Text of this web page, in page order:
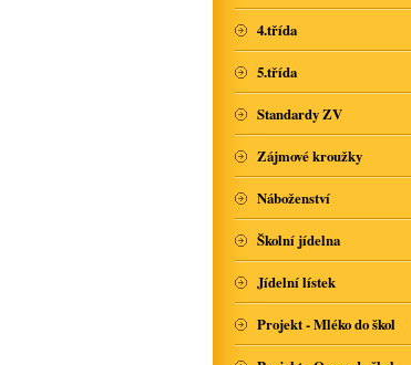
4.třída
5.třída
Standardy ZV
Zájmové kroužky
Náboženství
Školní jídelna
Jídelní lístek
Projekt - Mléko do škol